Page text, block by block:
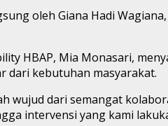
oleh Giana Hadi
HBAP, Mia Monasari,
dari kebutuhan masyarakat.
wujud dari semangat
intervensi yang kami